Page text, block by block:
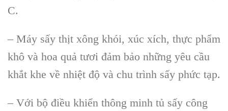
C.
– Máy sấy thịt xông khói, xúc xích, thực phẩm
khô và hoa quả tươi đảm bảo những yêu cầu
khắt khe về nhiệt độ và chu trình sấy phức tạp.
– Với bộ điều khiển thông minh tủ sấy công